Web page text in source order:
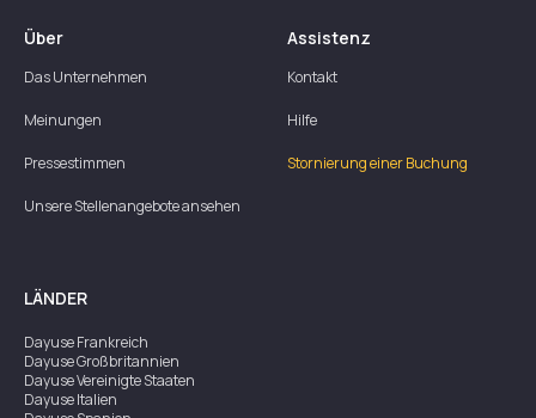
Über
Das Unternehmen
Meinungen
Pressestimmen
Unsere Stellenangebote ansehen
Assistenz
Kontakt
Hilfe
Stornierung einer Buchung
LÄNDER
DayuseFrankreich
DayuseGroßbritannien
DayuseVereinigte Staaten
DayuseItalien